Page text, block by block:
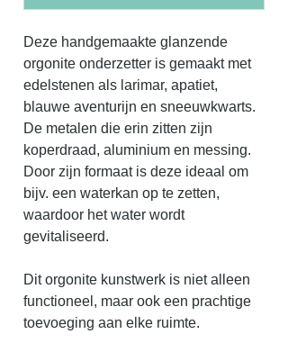
Deze handgemaakte glanzende
orgonite onderzetter is gemaakt met
edelstenen als larimar, apatiet,
blauwe aventurijn en sneeuwkwarts.
De metalen die erin zitten zijn
koperdraad, aluminium en messing.
Door zijn formaat is deze ideaal om
bijv. een waterkan op te zetten,
waardoor het water wordt
gevitaliseerd.
Dit orgonite kunstwerk is niet alleen
functioneel, maar ook een prachtige
toevoeging aan elke ruimte.